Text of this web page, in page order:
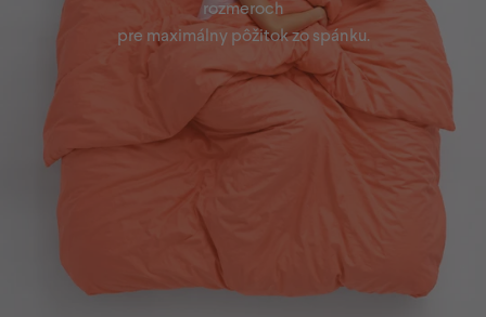
rozmeroch
pre maximálny pôžitok zo spánku.